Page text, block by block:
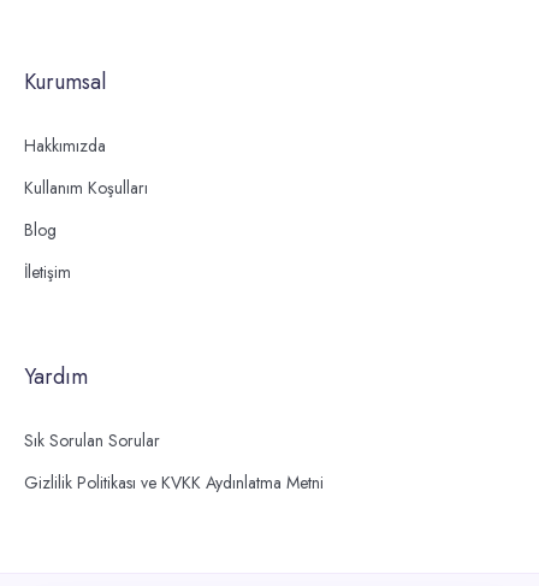
Kurumsal
Hakkımızda
Kullanım Koşulları
Blog
İletişim
Yardım
Sık Sorulan Sorular
Gizlilik Politikası ve KVKK Aydınlatma Metni